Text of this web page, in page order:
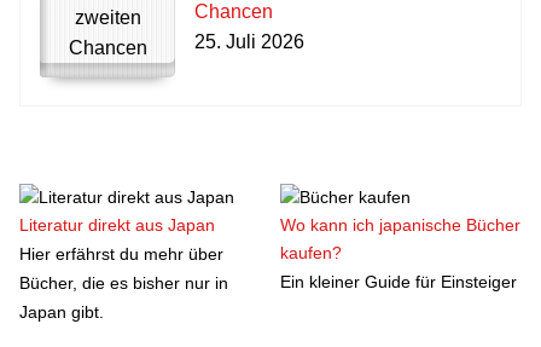
Chancen
25. Juli 2026
Literatur direkt aus Japan
Hier erfährst du mehr über
Bücher, die es bisher nur in
Japan gibt.
Wo kann ich japanische Bücher
kaufen?
Ein kleiner Guide für Einsteiger